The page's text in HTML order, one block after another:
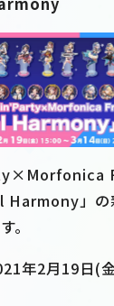
Harmony」の
。
年2月19日(